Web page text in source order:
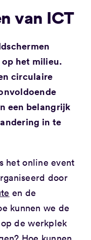
van ICT
het milieu.
circulaire
een belangrijk
in te
het online event
door
en de
kunnen we de
de werkplek